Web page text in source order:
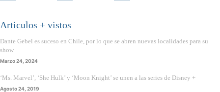
Articulos + vistos
Dante Gebel es suceso en Chile, por lo que se abren nuevas localidades para su
show
Marzo 24, 2024
‘Ms. Marvel’, ‘She Hulk’ y ‘Moon Knight’ se unen a las series de Disney +
Agosto 24, 2019